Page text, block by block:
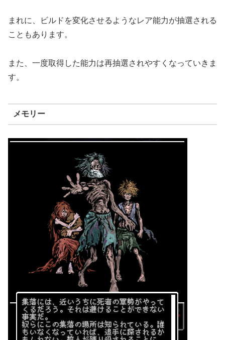
まれに、ビルドを変化させるようなレア能力が抽選される
こともあります。
また、一度取得した能力は再抽選されやすくなっていきま
す。
メモリー